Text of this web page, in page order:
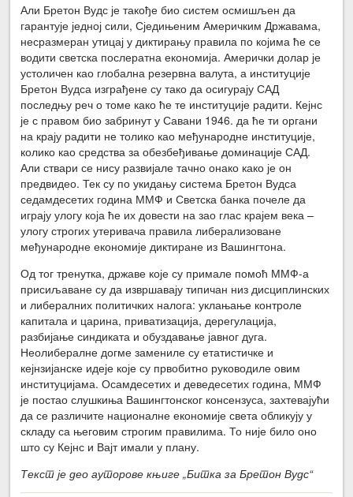
Али Бретон Вудс је такође био систем осмишљен да
гарантује једној сили, Сједињеним Америчким Државама,
несразмеран утицај у диктирању правила по којима ће се
водити светска послератна економија. Амерички долар је
устоличен као глобална резервна валута, а институције
Бретон Вудса изграђене су тако да осигурају САД
последњу реч о томе како ће те институције радити. Кејнс
је с правом био забринут у Савани 1946. да ће ти органи
на крају радити не толико као међународне институције,
колико као средства за обезбеђивање доминације САД.
Али ствари се нису развијале тачно онако како је он
предвидео. Тек су по укидању система Бретон Вудса
седамдесетих година ММФ и Светска банка почеле да
играју улогу која ће их довести на зао глас крајем века –
улогу строгих утеривача правила либерализоване
међународне економије диктиране из Вашингтона.
Од тог тренутка, државе које су примале помоћ ММФ-а
присиљаване су да извршавају типичан низ дисциплинских
и либералних политичких налога: уклањање контроле
капитала и царина, приватизација, дерегулација,
разбијање синдиката и обуздавање јавног дуга.
Неолибералне догме замениле су етатистичке и
кејнзијанске идеје које су првобитно руководиле овим
институцијама. Осамдесетих и деведесетих година, ММФ
је постао слушкиња Вашингтонског консензуса, захтевајући
да се различите националне економије света обликују у
складу са његовим строгим правилима. То није било оно
што су Кејнс и Вајт имали у плану.
Текст је део ауторове књиге „Битка за Бретон Вудс“